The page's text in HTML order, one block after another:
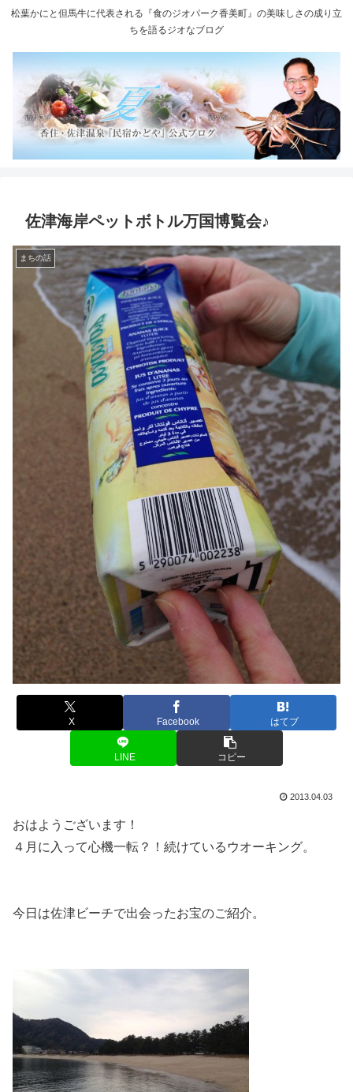
松葉かにと但馬牛に代表される『食のジオパーク香美町』の美味しさの成り立
ちを語るジオなブログ
佐津海岸ペットボトル万国博覧会♪
まちの話
X Facebook はてブ
LINE コピー
2013.04.03
おはようございます！
４月に入って心機一転？！続けているウオーキング。
今日は佐津ビーチで出会ったお宝のご紹介。